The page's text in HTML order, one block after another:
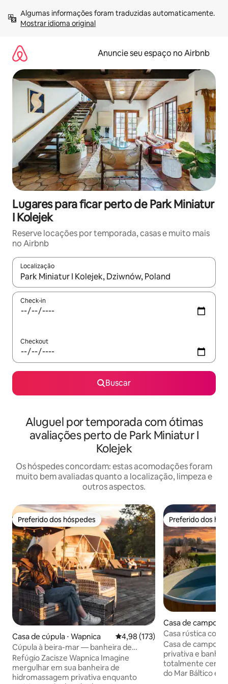
para
Mostrar idioma original
Anuncie seu espaço no Airbnb
Lugares para ficar perto de Park Miniatur
I Kolejek
Reserve locações por temporada, casas e muito mais
no Airbnb
Localização
Quando os resultados estiverem disponíveis, explore-os
Check-in
Checkout
Buscar
Aluguel por temporada com ótimas
avaliações perto de Park Miniatur I
Kolejek
Os hóspedes concordam: estas acomodações foram
muito bem avaliadas quanto a localização, limpeza e
outros aspectos.
Preferido dos hóspedes
Preferido dos hóspedes
Casa de cúpula ⋅ Wapnica 4,98 de uma avaliação média de
4,98 (173)
Cúpula à beira-mar — banheira de
hidromassagem privativa, sauna, pôr do
sol
Refúgio Zacisze Wapnica Imagine
mergulhar em sua banheira de
hidromassagem privativa enquanto
Preferido dos
Preferido dos
Casa de campo ⋅
Casa rústica com
hidromassagem
Casa de campo
privativa e
totalmente
do Mar Báltico e